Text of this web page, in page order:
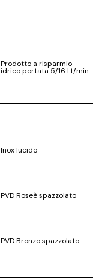
Prodotto a risparmio
idrico portata 5/16 Lt/min
Inox lucido
PVD Roseè spazzolato
PVD Bronzo spazzolato